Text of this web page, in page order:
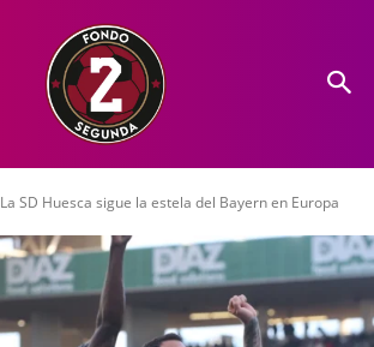
La SD Huesca sigue la estela del Bayern en Europa